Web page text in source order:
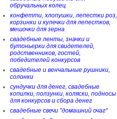
обручальных колец
конфетти, хлопушки, лепестки роз,
корзинки и кулечки для лепестков,
мешочки для зерна
свадебные ленты, значки и
бутоньерки для свидетелей,
родственников, гостей,
победителей конкурсов
свадебные и венчальные рушники,
солонки
сундучки для денег, свадебные
копилки, ползунки, коляски, подносы
для конкурсов и сбора денег
свадебные свечи "домашний очаг"